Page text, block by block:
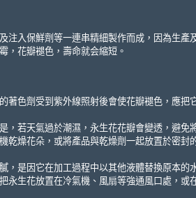
注入保鮮劑等一連串精細製作而成，因為生
，花瓣褪色，壽命就会縮短。
著色劑受到紫外線照射後會使花瓣褪色，應把
，若天氣過於潮濕，永生花花瓣會變透，避
乾燥花朵，或將產品與乾燥劑一起放置於密封
，是因它在加工過程中以其他液體替換原本
永生花放置在冷氣機、風扇等強通風口處，